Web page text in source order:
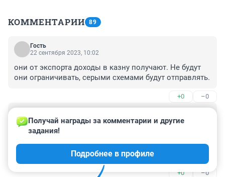
КОММЕНТАРИИ 89
Гость
22 сентября 2023, 10:02
они от экспорта доходы в казну получают. Не будут
они ограничивать, серыми схемами будут отправлять.
+0 –0
22 сентября 2023, 09:17
мы с нефтепереработчиками разве живем в разных
странах, мы работаем за рубли, а они за евро, отдать
народное народу, барыг за бугор
+0 –0
Получай награды за комментарии и другие
задания!
Подробнее в профиле